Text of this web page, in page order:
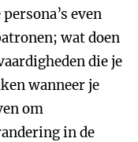
even
wat doen
die je
wanneer je
om
in de